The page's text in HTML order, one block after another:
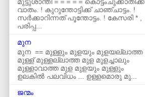
വാതം. ! കുറുന്തോട്ടിക്ക്‌ ചാഞ്ചാട്ടം. !
സർക്കാറിന്നത്‌ പൂന്തോട്ടം. ! കേസരി * ,
പരിപ്പ...
മുന
മുന == മുള്ളും മുളയും മുളയല്ലാത്ത
മുള്ള് മുള്ളല്ലാത്ത മുള മുളച്ചാലും
മുള്ളാവാത്ത മുള മുളയും മുള്ളും
ഉലകില്‍ പലവിധം ... ഉള്ളമൊരു മു...
ജന്മം